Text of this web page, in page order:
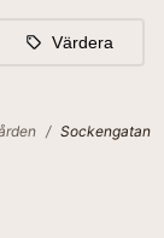
Värdera
/ Sockengatan